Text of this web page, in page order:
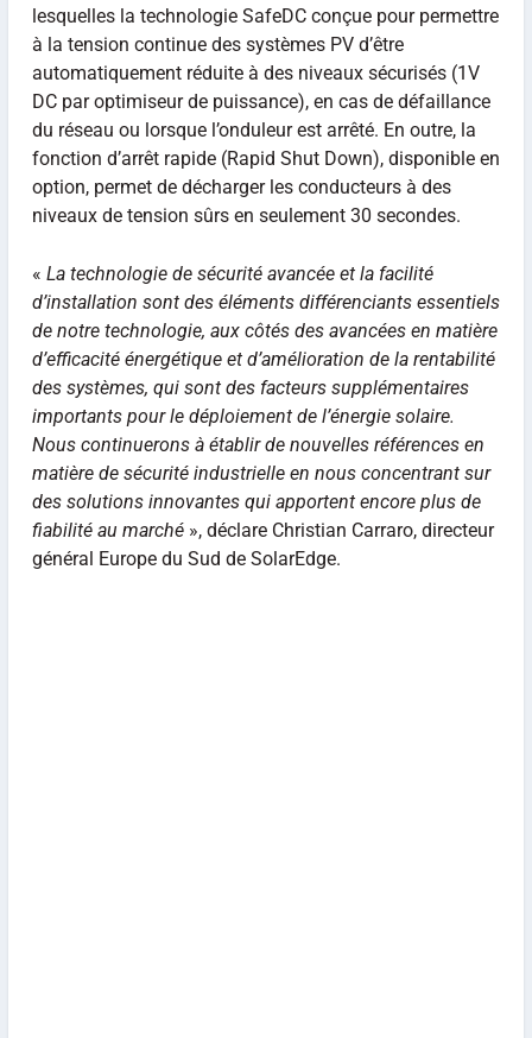
lesquelles la technologie SafeDC conçue pour permettre
à la tension continue des systèmes PV d’être
automatiquement réduite à des niveaux sécurisés (1V
DC par optimiseur de puissance), en cas de défaillance
du réseau ou lorsque l’onduleur est arrêté. En outre, la
fonction d’arrêt rapide (Rapid Shut Down), disponible en
option, permet de décharger les conducteurs à des
niveaux de tension sûrs en seulement 30 secondes.
« La technologie de sécurité avancée et la facilité
d’installation sont des éléments différenciants essentiels
de notre technologie, aux côtés des avancées en matière
d’efficacité énergétique et d’amélioration de la rentabilité
des systèmes, qui sont des facteurs supplémentaires
importants pour le déploiement de l’énergie solaire.
Nous continuerons à établir de nouvelles références en
matière de sécurité industrielle en nous concentrant sur
des solutions innovantes qui apportent encore plus de
fiabilité au marché», déclare Christian Carraro, directeur
général Europe du Sud de SolarEdge.